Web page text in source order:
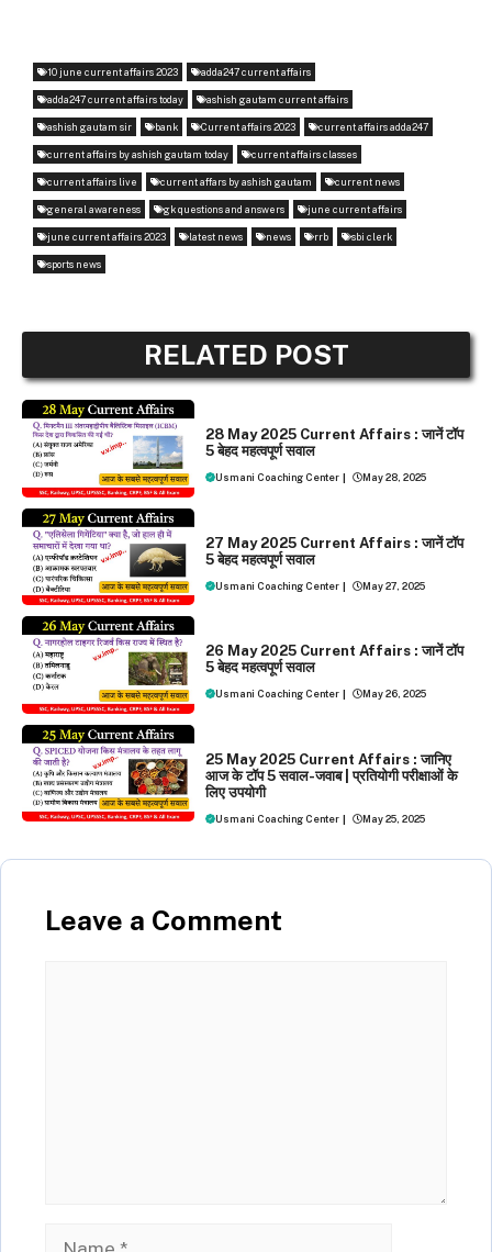
10 june current affairs 2023 adda247 current affairs
adda247 current affairs today ashish gautam current affairs
ashish gautam sir bank Current affairs 2023 current affairs adda247
current affairs by ashish gautam today current affairs classes
current affairs live current affars by ashish gautam current news
general awareness gk questions and answers june current affairs
june current affairs 2023 latest news news rrb sbi clerk
sports news
RELATED POST
28 May 2025 Current Affairs : जानें टॉप
5 बेहद महत्वपूर्ण सवाल
Usmani Coaching Center | May 28, 2025
27 May 2025 Current Affairs : जानें टॉप
5 बेहद महत्वपूर्ण सवाल
Usmani Coaching Center | May 27, 2025
26 May 2025 Current Affairs : जानें टॉप
5 बेहद महत्वपूर्ण सवाल
Usmani Coaching Center | May 26, 2025
25 May 2025 Current Affairs : जानिए
आज के टॉप 5 सवाल-जवाब | प्रतियोगी परीक्षाओं के
लिए उपयोगी
Usmani Coaching Center | May 25, 2025
Leave a Comment